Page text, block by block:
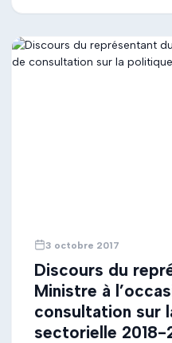
Communications de la
3 octobre 2017
Discours du
Ministre à
consultation sur
sectorielle 2018-